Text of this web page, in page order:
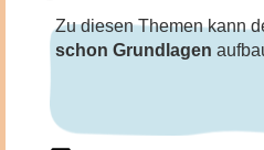
Zu diesen Themen kann
schon Grundlagen